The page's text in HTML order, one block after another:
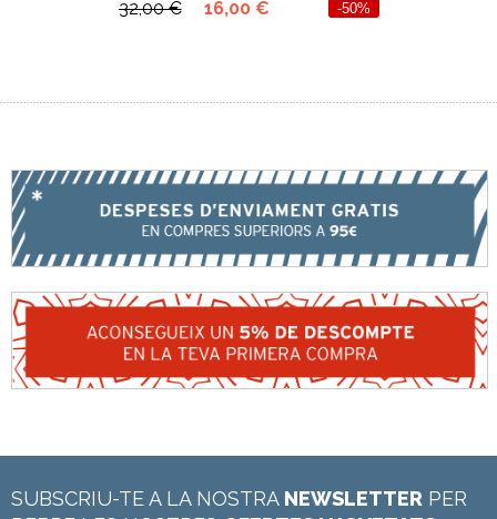
32,00 € 16,00 € -50%
SUBSCRIU-TE A LA NOSTRA NEWSLETTER PER